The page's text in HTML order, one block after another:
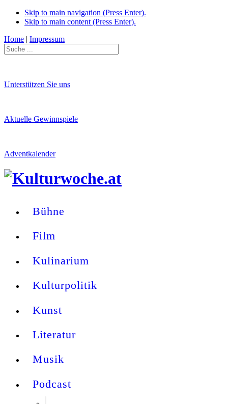
Skip to main navigation (Press Enter).
Skip to main content (Press Enter).
Home | Impressum
Unterstützen Sie uns
Aktuelle Gewinnspiele
Adventkalender
Bühne
Film
Kulinarium
Kulturpolitik
Kunst
Literatur
Musik
Podcast